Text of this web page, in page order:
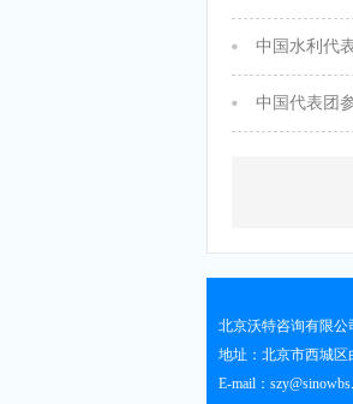
中国水利代
中国代表团
北京沃特咨询有限公
地址：北京市西
E-mail：